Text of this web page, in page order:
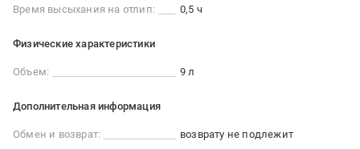
Время высыхания на отлип:
0,5 ч
Физические характеристики
Объем: 9 л
Дополнительная информация
Обмен и возврат:
возврату не подлежит